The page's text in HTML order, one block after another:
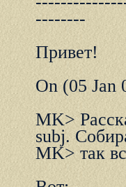
--------
Пpивет!
On (05
MK>
subj.
MK> так